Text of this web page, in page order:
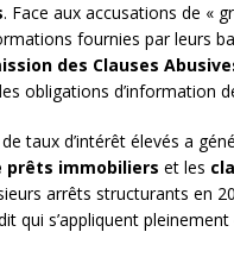
. Face aux accusations de «
fournies par leurs
des Clauses
obligations d’information
taux d’intérêt élevés a
prêts immobiliers et les
arrêts structurants en
qui s’appliquent pleinement